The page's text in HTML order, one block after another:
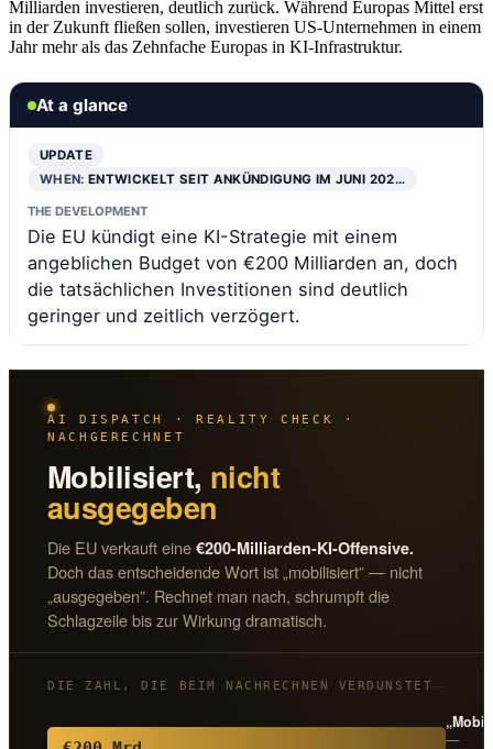
Milliarden investieren, deutlich zurück. Während Europas Mittel erst
in der Zukunft fließen sollen, investieren US-Unternehmen in einem
Jahr mehr als das Zehnfache Europas in KI-Infrastruktur.
At a glance
UPDATE
WHEN:ENTWICKELT SEIT ANKÜNDIGUNG IM JUNI 202…
THE DEVELOPMENT
Die EU kündigt eine KI-Strategie mit einem
angeblichen Budget von €200 Milliarden an, doch
die tatsächlichen Investitionen sind deutlich
geringer und zeitlich verzögert.
AI DISPATCH · REALITY CHECK ·
NACHGERECHNET
Mobilisiert, nicht
ausgegeben
Die EU verkauft eine €200-Milliarden-KI-Offensive.
Doch das entscheidende Wort ist „mobilisiert” — nicht
„ausgegeben”. Rechnet man nach, schrumpft die
Schlagzeile bis zur Wirkung dramatisch.
DIE ZAHL, DIE BEIM NACHRECHNEN VERDUNSTET
—